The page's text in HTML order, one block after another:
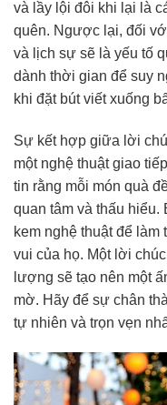
và lầy lội đôi khi lại là
quên. Ngược lại, đối
và lịch sự sẽ là yếu tố
dành thời gian để suy
khi đặt bút viết xuống
Sự kết hợp giữa lời
một nghệ thuật giao
tin rằng mỗi món quà
quan tâm và thấu hiểu.
kem nghệ thuật để
vui của họ. Một lời
lượng sẽ tạo nên một
mờ. Hãy để sự chân
tự nhiên và trọn vẹn